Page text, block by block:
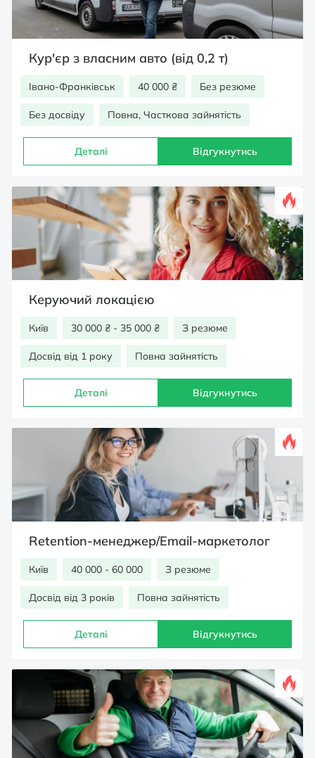
Кур'єр з власним авто (від 0,2 т)
Івано-Франківськ 40 000 ₴ Без резюме
Без досвіду Повна, Часткова зайнятість
Деталі Відгукнутись
Керуючий локацією
Київ 30 000 ₴ - 35 000 ₴ З резюме
Досвід від 1 року Повна зайнятість
Деталі Відгукнутись
Retention-менеджер/Email-маркетолог
Київ 40 000 - 60 000 З резюме
Досвід від 3 років Повна зайнятість
Деталі Відгукнутись